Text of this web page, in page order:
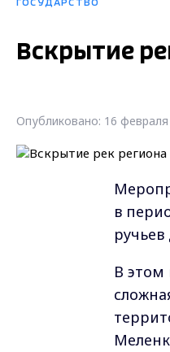
ГОСУДАРСТВО
Вскрытие
Опубликовано: 16
в
В этом